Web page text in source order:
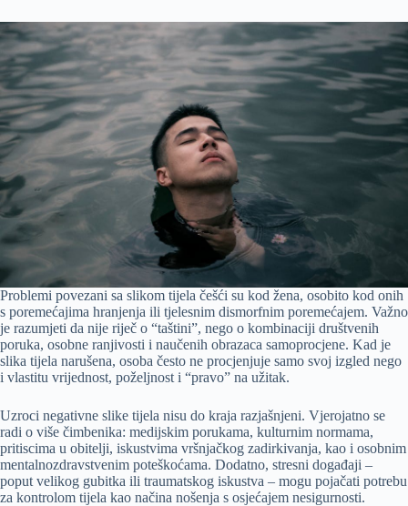
Problemi povezani sa slikom tijela češći su kod žena, osobito kod onih
s poremećajima hranjenja ili tjelesnim dismorfnim poremećajem. Važno
je razumjeti da nije riječ o “taštini”, nego o kombinaciji društvenih
poruka, osobne ranjivosti i naučenih obrazaca samoprocjene. Kad je
slika tijela narušena, osoba često ne procjenjuje samo svoj izgled nego
i vlastitu vrijednost, poželjnost i “pravo” na užitak.
Uzroci negativne slike tijela nisu do kraja razjašnjeni. Vjerojatno se
radi o više čimbenika: medijskim porukama, kulturnim normama,
pritiscima u obitelji, iskustvima vršnjačkog zadirkivanja, kao i osobnim
mentalnozdravstvenim poteškoćama. Dodatno, stresni događaji –
poput velikog gubitka ili traumatskog iskustva – mogu pojačati potrebu
za kontrolom tijela kao načina nošenja s osjećajem nesigurnosti.